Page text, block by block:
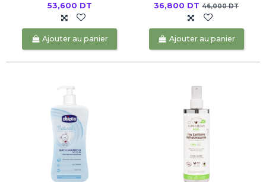
53,600 DT
Ajouter au panier
36,800 DT46,000 DT
Ajouter au panier